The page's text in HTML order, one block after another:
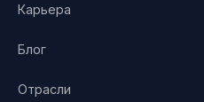
Карьера
Блог
Отрасли